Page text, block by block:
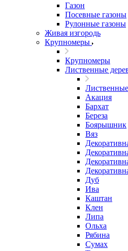
Газон
Посевные газоны
Рулонные газоны
Живая изгородь
Крупномеры
Крупномеры
Лиственные
Акация
Бархат
Береза
Боярышник
Вяз
Дуб
Ива
Каштан
Клен
Липа
Ольха
Рябина
Сумах